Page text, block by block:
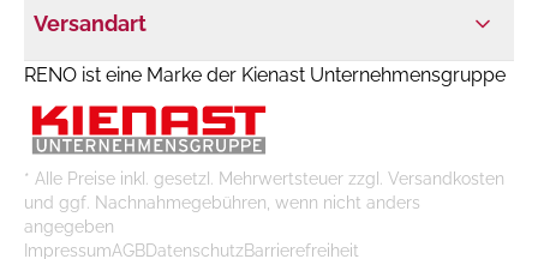
Versandart
RENO ist eine Marke der Kienast Unternehmensgruppe
* Alle Preise inkl. gesetzl. Mehrwertsteuer zzgl. Versandkosten
und ggf. Nachnahmegebühren, wenn nicht anders
angegeben
ImpressumAGBDatenschutzBarrierefreiheit